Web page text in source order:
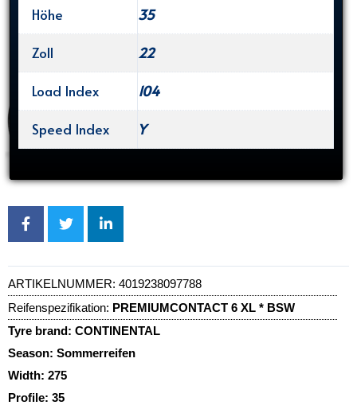
Höhe
35
Zoll
22
Load Index
104
Speed Index
Y
ARTIKELNUMMER: 4019238097788
Reifenspezifikation: PREMIUMCONTACT 6 XL * BSW
Tyre brand: CONTINENTAL
Season: Sommerreifen
Width: 275
Profile: 35